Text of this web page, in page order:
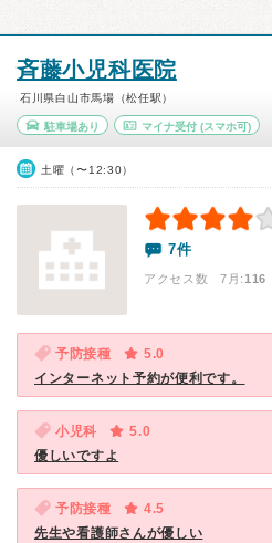
斉藤小児科医院
石川県白山市馬場（松任駅）
駐車場あり マイナ受付(スマホ可)
土曜（〜12:30）
7件
アクセス数 7月:116
予防接種
5.0
インターネット予約が便利です。
小児科
5.0
優しいですよ
予防接種
4.5
先生や看護師さんが優しい